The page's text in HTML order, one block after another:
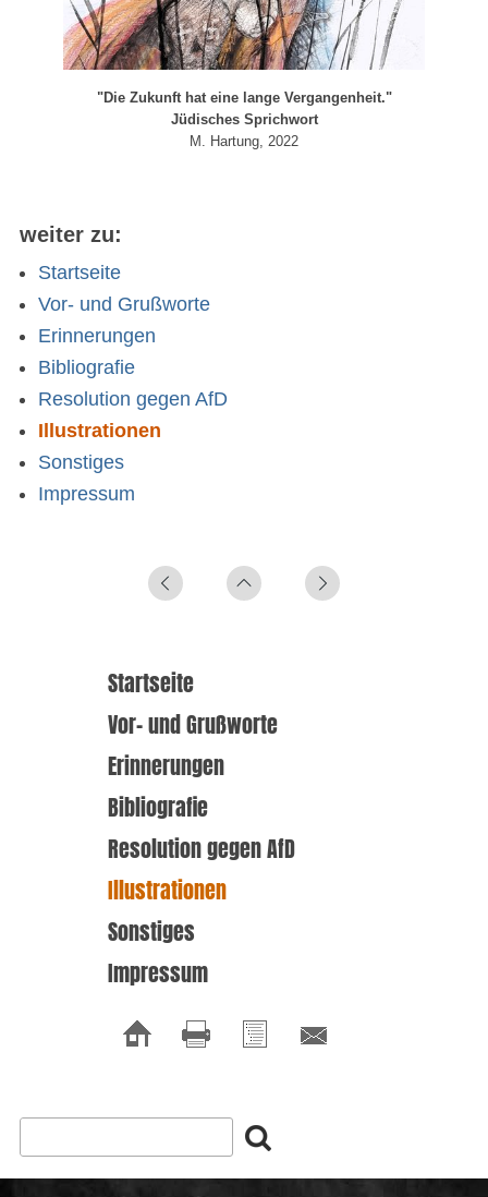
"Die Zukunft hat eine lange Vergangenheit."
Jüdisches Sprichwort
M. Hartung, 2022
weiter zu:
Startseite
Vor- und Grußworte
Erinnerungen
Bibliografie
Resolution gegen AfD
Illustrationen
Sonstiges
Impressum
Startseite
Vor- und Grußworte
Erinnerungen
Bibliografie
Resolution gegen AfD
Illustrationen
Sonstiges
Impressum